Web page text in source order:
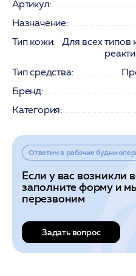
Артикул:
Назначение:
Тип кожи:
Для всех типов
Тип средства:
Бренд:
Категория:
Ответим в рабочие будни
Если у вас возникли
заполните форму и
перезвоним
Задать вопрос